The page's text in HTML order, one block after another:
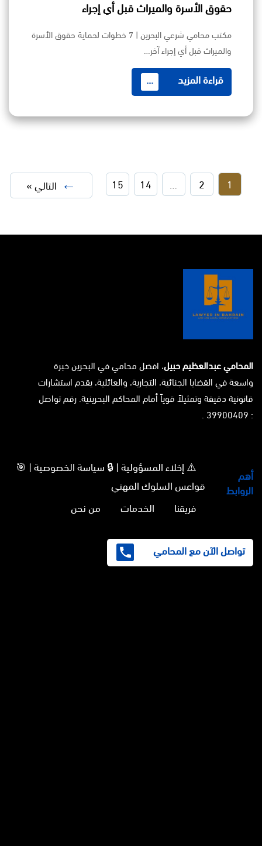
حقوق الأسرة والميراث قبل أي إجراء
مكتب محامي شرعي البحرين | 7 خطوات لحماية حقوق الأسرة
والميراث قبل أي إجراء آخر…
قراءة المزيد ...
1
2
…
14
15 التالي »
المحامي عبدالعظيم حبيل، افضل محامي في البحرين خبرة
واسعة في القضايا الجنائية، التجارية، والعائلية، يقدم استشارات
قانونية دقيقة وتمثيلاً قوياً أمام المحاكم البحرينية. رقم تواصل
: 39900409 .
أهم
الروابط
⚠️ إخلاء المسؤولية | 🔒 سياسة الخصوصية | 🎯
قواعس السلوك المهني
فريقنا
الخدمات من نحن
تواصل الآن مع المحامي